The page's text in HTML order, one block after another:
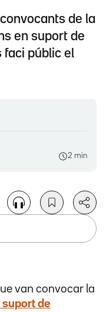
de la
en suport de
faci públic el
2 min
van convocar la
de